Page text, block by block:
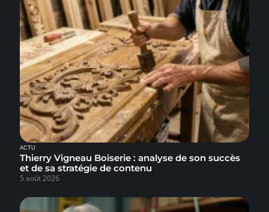
ACTU
Thierry Vigneau Boiserie : analyse de son succès
et de sa stratégie de contenu
5 août 2026